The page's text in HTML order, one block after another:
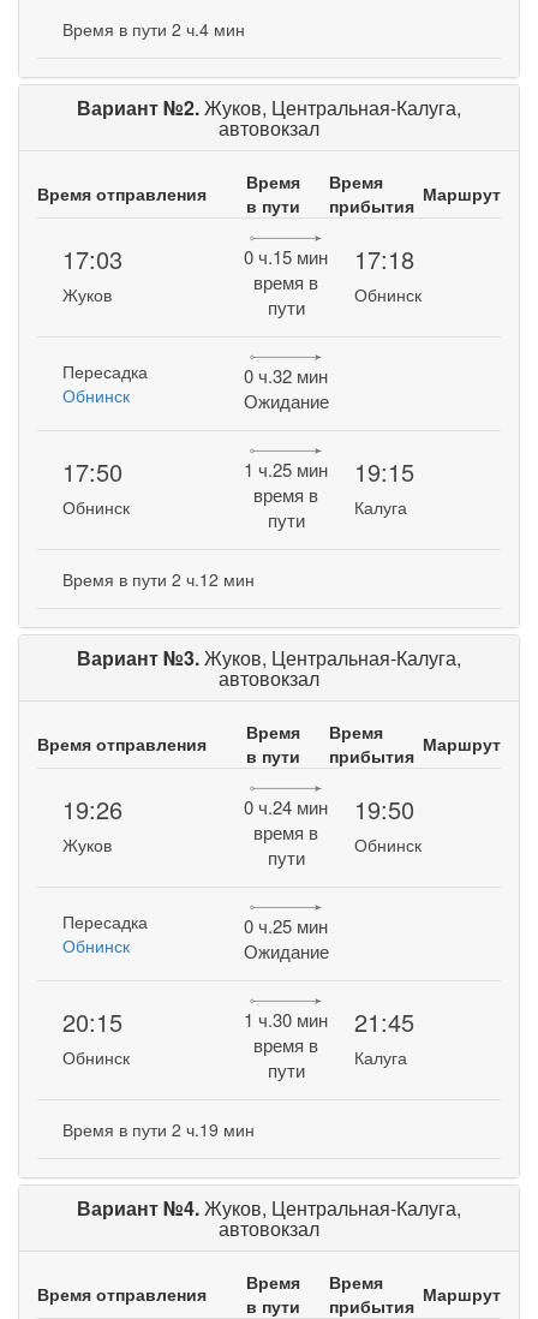
Время в пути 2 ч.4 мин
Вариант №2.Жуков, Центральная-Калуга,
автовокзал
Время отправления
Время
в пути
Время
прибытия Маршрут
17:03
Жуков
0 ч.15 мин
время в
пути
17:18
Обнинск
Пересадка
Обнинск
0 ч.32 мин
Ожидание
17:50
Обнинск
1 ч.25 мин
время в
пути
19:15
Калуга
Время в пути 2 ч.12 мин
Вариант №3.Жуков, Центральная-Калуга,
автовокзал
Время отправления
Время
в пути
Время
прибытия Маршрут
19:26
Жуков
0 ч.24 мин
время в
пути
19:50
Обнинск
Пересадка
Обнинск
0 ч.25 мин
Ожидание
20:15
Обнинск
1 ч.30 мин
время в
пути
21:45
Калуга
Время в пути 2 ч.19 мин
Вариант №4.Жуков, Центральная-Калуга,
автовокзал
Время отправления
Время
в пути
Время
прибытия Маршрут